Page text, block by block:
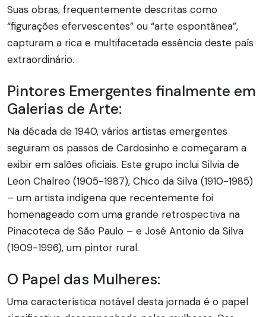
Suas obras, frequentemente descritas como
“figurações efervescentes” ou “arte espontânea”,
capturam a rica e multifacetada essência deste país
extraordinário.
Pintores Emergentes finalmente em
Galerias de Arte:
Na década de 1940, vários artistas emergentes
seguiram os passos de Cardosinho e começaram a
exibir em salões oficiais. Este grupo inclui Silvia de
Leon Chalreo (1905-1987), Chico da Silva (1910-1985)
– um artista indígena que recentemente foi
homenageado com uma grande retrospectiva na
Pinacoteca de São Paulo – e José Antonio da Silva
(1909-1996), um pintor rural.
O Papel das Mulheres:
Uma característica notável desta jornada é o papel